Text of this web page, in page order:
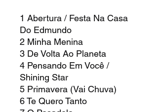
1 Abertura / Festa Na Casa
Do Edmundo
2 Minha Menina
3 De Volta Ao Planeta
4 Pensando Em Você /
Shining Star
5 Primavera (Vai Chuva)
6 Te Quero Tanto